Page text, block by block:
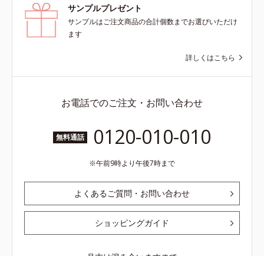
サンプルプレゼント
サンプルはご注文商品の合計個数までお選びいただけ
ます
詳しくはこちら
お電話でのご注文・お問い合わせ
無料通話 0120-010-010
午前9時より午後7時まで
よくあるご質問・お問い合わせ
ショッピングガイド